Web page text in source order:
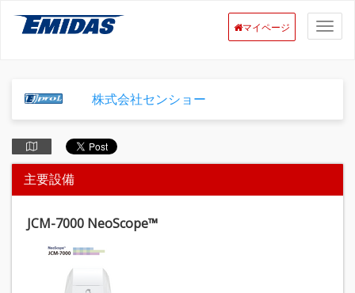
マイページ
株式会社センショー
主要設備
JCM-7000 NeoScope™